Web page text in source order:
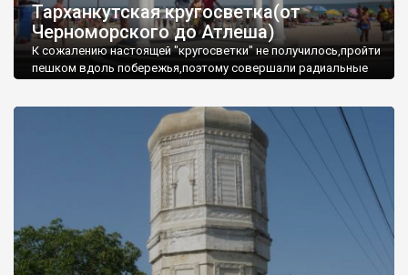
Тарханкутская кругосветка(от
Черноморского до Атлеша)
К сожалению настоящей "кругосветки" не получилось,пройти
пешком вдоль побережья,поэтому совершали радиальные